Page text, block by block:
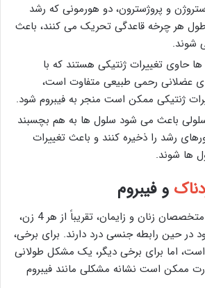
و پروژسترون، دو هورمونی که رشد
طول هر چرخه قاعدگی تحریک می کنند، باعث
شوند.
ها حاوی تغییرات ژنتیکی هستند که با
عضلانی رحمی طبیعی متفاوت است،
ژنتیکی ممکن است منجر به فیبروم شود.
باعث می شود سلول ها به هم بچسبند
رشد را ذخیره کنند و باعث تغییرات
ها شوند.
و فیبروم
به گفته کالج آمریکایی متخصصان زنان و زایمان، تقریباً از هر 4 زن،
در حین رابطه جنسی درد دارند. برای برخی،
اما برای برخی دیگر، یک مشکل طولانی
ممکن است نشانه مشکلی مانند فیبروم